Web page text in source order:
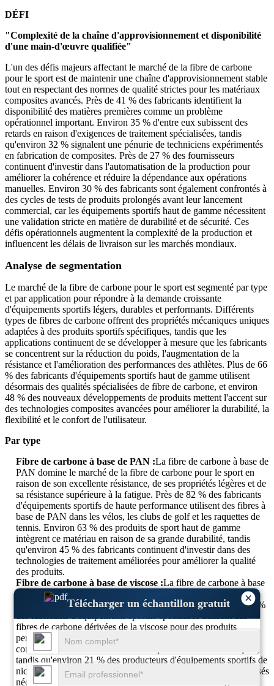
×
Télécharger un échantillon gratuit
DÉFI
"Complexité de la chaîne d'approvisionnement et disponibilité
d'une main-d'œuvre qualifiée"
L'un des défis majeurs affectant le marché de la fibre de carbone
pour le sport est de maintenir une chaîne d'approvisionnement stable
tout en respectant des normes de qualité strictes pour les matériaux
composites avancés. Près de 41 % des fabricants identifient la
disponibilité des matières premières comme un problème
opérationnel important. Environ 35 % d'entre eux subissent des
retards en raison d'exigences de traitement spécialisées, tandis
qu'environ 32 % signalent une pénurie de techniciens expérimentés
en fabrication de composites. Près de 27 % des fournisseurs
continuent d'investir dans l'automatisation de la production pour
améliorer la cohérence et réduire la dépendance aux opérations
manuelles. Environ 30 % des fabricants sont également confrontés à
des cycles de tests de produits prolongés avant leur lancement
commercial, car les équipements sportifs haut de gamme nécessitent
une validation stricte en matière de durabilité et de sécurité. Ces
défis opérationnels augmentent la complexité de la production et
influencent les délais de livraison sur les marchés mondiaux.
Analyse de segmentation
Le marché de la fibre de carbone pour le sport est segmenté par type
et par application pour répondre à la demande croissante
d'équipements sportifs légers, durables et performants. Différents
types de fibres de carbone offrent des propriétés mécaniques uniques
adaptées à des produits sportifs spécifiques, tandis que les
applications continuent de se développer à mesure que les fabricants
se concentrent sur la réduction du poids, l'augmentation de la
résistance et l'amélioration des performances des athlètes. Plus de 66
% des fabricants d'équipements sportifs haut de gamme utilisent
désormais des qualités spécialisées de fibre de carbone, et environ
48 % des nouveaux développements de produits mettent l'accent sur
des technologies composites avancées pour améliorer la durabilité, la
flexibilité et le confort de l'utilisateur.
Par type
Fibre de carbone à base de PAN :La fibre de carbone à base de
PAN domine le marché de la fibre de carbone pour le sport en
raison de son excellente résistance, de ses propriétés légères et de
sa résistance supérieure à la fatigue. Près de 82 % des fabricants
d'équipements sportifs de haute performance utilisent des fibres à
base de PAN dans les vélos, les clubs de golf et les raquettes de
tennis. Environ 63 % des produits de sport haut de gamme
intègrent ce matériau en raison de sa grande durabilité, tandis
qu'environ 45 % des fabricants continuent d'investir dans des
technologies de traitement améliorées pour améliorer la qualité
des produits.
Fibre de carbone à base de viscose :La fibre de carbone à base
de viscose est utilisée dans certaines applications sportives où la
flexibilité et la stabilité thermique sont essentielles. Environ 18 %
fibres de carbone dérivées de la viscose pour des produits
personnalisés. Près de 27 % des projets de recherche se
concentrent sur l'amélioration de ses performances mécaniques,
tandis qu'environ 21 % des producteurs d'équipements sportifs de
niche préfèrent ce matériau pour des produits récréatifs spécialisés
nécessitant une flexibilité accrue et une construction légère.